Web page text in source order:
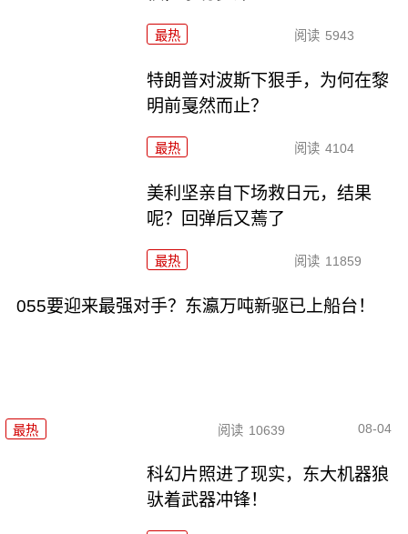
最热 阅读 5943
特朗普对波斯下狠手，为何在黎
明前戛然而止？
最热 阅读 4104
美利坚亲自下场救日元，结果
呢？回弹后又蔫了
最热 阅读 11859
055要迎来最强对手？东瀛万吨新驱已上船台！
最热 阅读 10639 08-04
科幻片照进了现实，东大机器狼
驮着武器冲锋！